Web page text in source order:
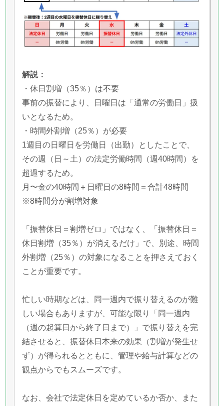
解説：
・休日割増（35％）は不要
事前の振替により、日曜日は「通常の労働日」扱
いとなるため。
・時間外割増（25％）が必要
1週目の日曜日を労働日（出勤）としたことで、
その週（日～土）の法定労働時間（週40時間）を
超過するため。
月〜金の40時間＋日曜日の8時間＝合計48時間
※8時間分が割増対象
「振替休日＝割増ゼロ」ではなく、「振替休日＝
休日割増（35％）が消えるだけ」で、別途、時間
外割増（25％）の対象になることを押さえておく
ことが重要です。
忙しい時期などは、同一週内で振り替えるのが難
しい場合もありますが、可能な限り「同一週内
（週の起算日から終了日まで）」で振り替えを完
結させると、振替休日本来の効果（割増が発生せ
ず）が得られるとともに、管理や給与計算などの
観点からでもスムーズです。
なお、会社で法定休日を定めているか否か、また